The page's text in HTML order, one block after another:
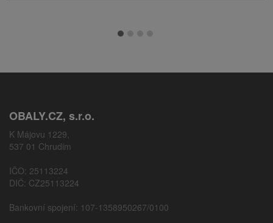
OBALY.CZ, s.r.o.
K Májovu 1229,
537 01 Chrudim
IČO: 25113224
DIČ: CZ25113224
Bankovní spojení: 107-1358950267/0100